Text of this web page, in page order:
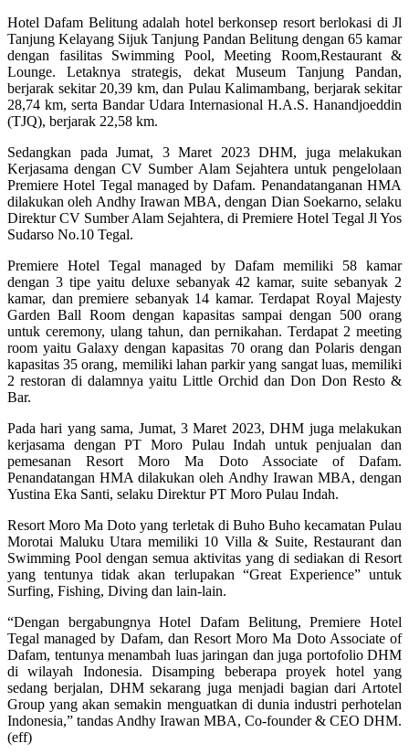
Hotel Dafam Belitung adalah hotel berkonsep resort berlokasi di Jl
Tanjung Kelayang Sijuk Tanjung Pandan Belitung dengan 65 kamar
dengan fasilitas Swimming Pool, Meeting Room,Restaurant &
Lounge. Letaknya strategis, dekat Museum Tanjung Pandan,
berjarak sekitar 20,39 km, dan Pulau Kalimambang, berjarak sekitar
28,74 km, serta Bandar Udara Internasional H.A.S. Hanandjoeddin
(TJQ), berjarak 22,58 km.
Sedangkan pada Jumat, 3 Maret 2023 DHM, juga melakukan
Kerjasama dengan CV Sumber Alam Sejahtera untuk pengelolaan
Premiere Hotel Tegal managed by Dafam. Penandatanganan HMA
dilakukan oleh Andhy Irawan MBA, dengan Dian Soekarno, selaku
Direktur CV Sumber Alam Sejahtera, di Premiere Hotel Tegal Jl Yos
Sudarso No.10 Tegal.
Premiere Hotel Tegal managed by Dafam memiliki 58 kamar
dengan 3 tipe yaitu deluxe sebanyak 42 kamar, suite sebanyak 2
kamar, dan premiere sebanyak 14 kamar. Terdapat Royal Majesty
Garden Ball Room dengan kapasitas sampai dengan 500 orang
untuk ceremony, ulang tahun, dan pernikahan. Terdapat 2 meeting
room yaitu Galaxy dengan kapasitas 70 orang dan Polaris dengan
kapasitas 35 orang, memiliki lahan parkir yang sangat luas, memiliki
2 restoran di dalamnya yaitu Little Orchid dan Don Don Resto &
Bar.
Pada hari yang sama, Jumat, 3 Maret 2023, DHM juga melakukan
kerjasama dengan PT Moro Pulau Indah untuk penjualan dan
pemesanan Resort Moro Ma Doto Associate of Dafam.
Penandatangan HMA dilakukan oleh Andhy Irawan MBA, dengan
Yustina Eka Santi, selaku Direktur PT Moro Pulau Indah.
Resort Moro Ma Doto yang terletak di Buho Buho kecamatan Pulau
Morotai Maluku Utara memiliki 10 Villa & Suite, Restaurant dan
Swimming Pool dengan semua aktivitas yang di sediakan di Resort
yang tentunya tidak akan terlupakan “Great Experience” untuk
Surfing, Fishing, Diving dan lain-lain.
“Dengan bergabungnya Hotel Dafam Belitung, Premiere Hotel
Tegal managed by Dafam, dan Resort Moro Ma Doto Associate of
Dafam, tentunya menambah luas jaringan dan juga portofolio DHM
di wilayah Indonesia. Disamping beberapa proyek hotel yang
sedang berjalan, DHM sekarang juga menjadi bagian dari Artotel
Group yang akan semakin menguatkan di dunia industri perhotelan
Indonesia,” tandas Andhy Irawan MBA, Co-founder & CEO DHM.
(eff)